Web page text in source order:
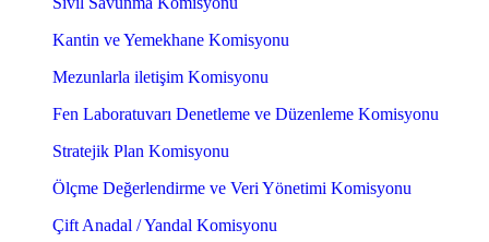
Kantin ve Yemekhane Komisyonu
Mezunlarla iletişim Komisyonu
Fen Laboratuvarı Denetleme ve Düzenleme Komisyonu
Stratejik Plan Komisyonu
Ölçme Değerlendirme ve Veri Yönetimi Komisyonu
Çift Anadal / Yandal Komisyonu